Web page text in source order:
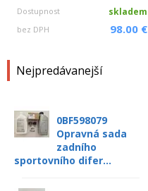
Dostupnost skladem
bez DPH 98.00 €
Nejpredávanejší
0BF598079
Opravná sada
zadního
sportovního difer...